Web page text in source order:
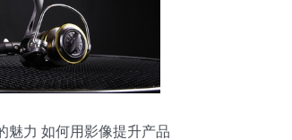
魅力 如何用影像提升产品